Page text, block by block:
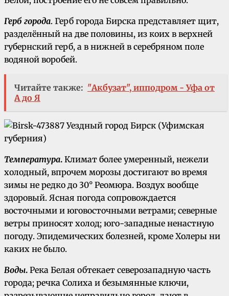
Герб города. Герб города Бирска представляет щит,
разделённый на две половины, из коих в верхней
губернский герб, а в нижней в серебряном поле
водяной воробей.
Читайте также: "Акбузат", ипподром - Уфа от
А до Я
Температура. Климат более умеренный, нежели
холодный, впрочем морозы достигают во время
зимы не редко до 30° Реомюра. Воздух вообще
здоровый. Ясная погода сопровождается
восточными и юговосточными ветрами; северные
ветры приносят холод; юго-западные ненастную
погоду. Эпидемических болезней, кроме Холеры ни
каких не было.
Воды. Река Белая обтекает северозападную часть
города; речка Солиха и безымянные ключи,